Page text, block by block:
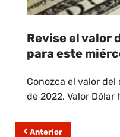
Revise el valor
para este
Conozca el valor
de 2022. Valor Dólar
Anterior